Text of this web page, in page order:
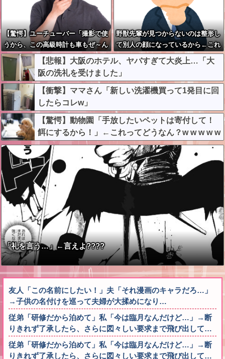
【驚愕】ユーチューバー「撮影で使
うから、この高級時計も車もぜ～ん
ぶ経費でタダ！ｗ」←まさかコレ本
気にしてる奴なんておらんよな？よ
な？w w w w w w w w w w w
野獣先輩が見つからないのは整形し
て別人の顔になっているから←これ
【悲報】大阪のホテル、ヤバすぎて大炎上…「大
阪の洗礼を受けました」
【衝撃】ママさん「新しい洗濯機買って1発目に回
したらコレw」
【驚愕】動物園「手放したいペットは寄付して！
餌にするから！」←これってどうなん？w w w w w
w w w w w
「礼を言う…」←言えよ????
友人「この名前にしたい！」夫「それ漫画のキャラだろ…」
→子供の名付けを巡って夫婦が大揉めになり…
従弟「研修だから泊めて」私「今は臨月なんだけど…」→断
りきれず了承したら、さらに図々しい要求まで飛び出して…
従弟「研修だから泊めて」私「今は臨月なんだけど…」→断
りきれず了承したら、さらに図々しい要求まで飛び出して…